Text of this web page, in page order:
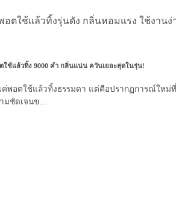
ใช้แล้วทิ้ง 9000 คำ กลิ่นแน่น ควันเยอะสุดในรุ่น!
ค่พอตใช้แล้วทิ้งธรรมดา แต่คือปรากฏการณ์ใหม่ที่
มชัดเจนข…